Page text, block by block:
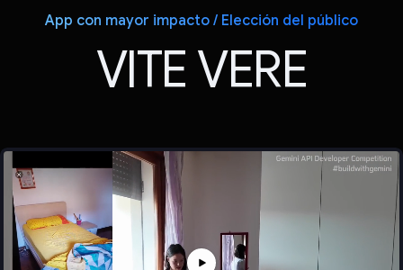
App con mayor impacto / Elección del público
VITE VERE